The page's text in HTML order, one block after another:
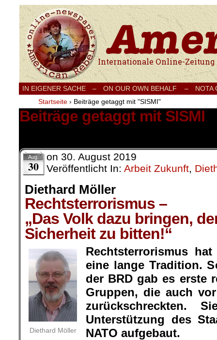
Internationale Onlinezeitung für Frieden,
IN EIGENER SACHE – ON OUR OWN BEHALF –
NOTA
Startseite › Beiträge getaggt mit "SISMI"
Beiträge getaggt mit SISMI
Aug.
30
on 30. August 2019
Veröffentlicht In: Arbeit Zukunft,
Diethard Möller
Rechtsterrorismus –
„Das Volk dazu bringen,
Sicherheit zu bitten!“
Diethard Möller
Rechtsterrorismus
eine lange Tradition.
der BRD gab es erste
Gruppen, die auch
zurückschreckten.
Unterstützung des
NATO aufgebaut.